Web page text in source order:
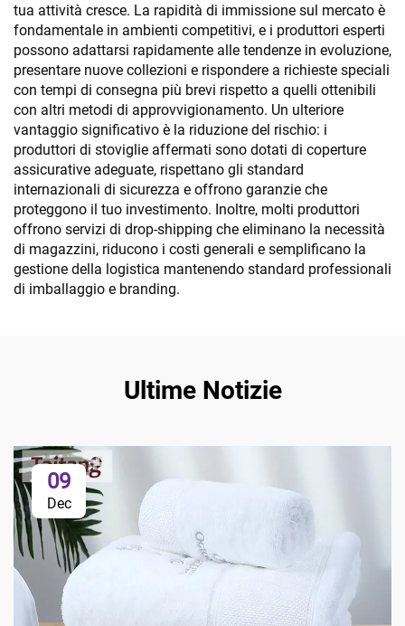
tua attività cresce. La rapidità di immissione sul mercato è
fondamentale in ambienti competitivi, e i produttori esperti
possono adattarsi rapidamente alle tendenze in evoluzione,
presentare nuove collezioni e rispondere a richieste speciali
con tempi di consegna più brevi rispetto a quelli ottenibili
con altri metodi di approvvigionamento. Un ulteriore
vantaggio significativo è la riduzione del rischio: i
produttori di stoviglie affermati sono dotati di coperture
assicurative adeguate, rispettano gli standard
internazionali di sicurezza e offrono garanzie che
proteggono il tuo investimento. Inoltre, molti produttori
offrono servizi di drop-shipping che eliminano la necessità
di magazzini, riducono i costi generali e semplificano la
gestione della logistica mantenendo standard professionali
di imballaggio e branding.
Ultime Notizie
09
Dec